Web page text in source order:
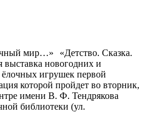
«Детство. Сказка.
выставка новогодних и
игрушек первой
которой пройдет во вторник,
имени В. Ф. Тендрякова
библиотеки (ул.